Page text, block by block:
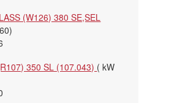
(W126) 380 SE,SEL
160)
350 SL (107.043) ( kW